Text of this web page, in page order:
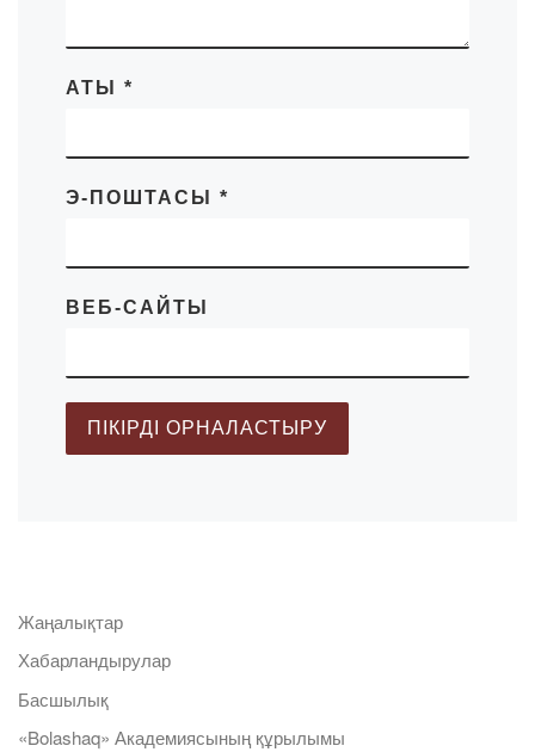
АТЫ *
Э-ПОШТАСЫ *
ВЕБ-САЙТЫ
Жаңалықтар
Хабарландырулар
Басшылық
«Bolashaq» Академиясының құрылымы